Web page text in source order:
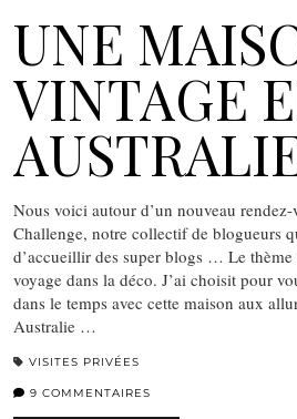
UNE
VINTAGE
Nous voici autour d’un nouveau
Challenge, notre collectif de blogueurs
d’accueillir des super blogs … Le thème
voyage dans la déco. J’ai choisit pour
dans le temps avec cette maison aux
Australie …
VISITES PRIVÉES
9 COMMENTAIRES